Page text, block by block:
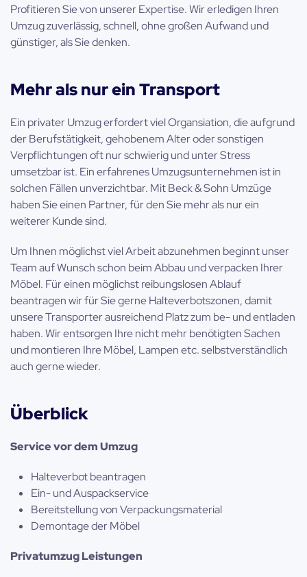
Profitieren Sie von unserer Expertise. Wir erledigen Ihren
Umzug zuverlässig, schnell, ohne großen Aufwand und
günstiger, als Sie denken.
Mehr als nur ein Transport
Ein privater Umzug erfordert viel Organsiation, die aufgrund
der Berufstätigkeit, gehobenem Alter oder sonstigen
Verpflichtungen oft nur schwierig und unter Stress
umsetzbar ist. Ein erfahrenes Umzugsunternehmen ist in
solchen Fällen unverzichtbar. Mit Beck & Sohn Umzüge
haben Sie einen Partner, für den Sie mehr als nur ein
weiterer Kunde sind.
Um Ihnen möglichst viel Arbeit abzunehmen beginnt unser
Team auf Wunsch schon beim Abbau und verpacken Ihrer
Möbel. Für einen möglichst reibungslosen Ablauf
beantragen wir für Sie gerne Halteverbotszonen, damit
unsere Transporter ausreichend Platz zum be- und entladen
haben. Wir entsorgen Ihre nicht mehr benötigten Sachen
und montieren Ihre Möbel, Lampen etc. selbstverständlich
auch gerne wieder.
Überblick
Service vor dem Umzug
Halteverbot beantragen
Ein- und Auspackservice
Bereitstellung von Verpackungsmaterial
Demontage der Möbel
Privatumzug Leistungen